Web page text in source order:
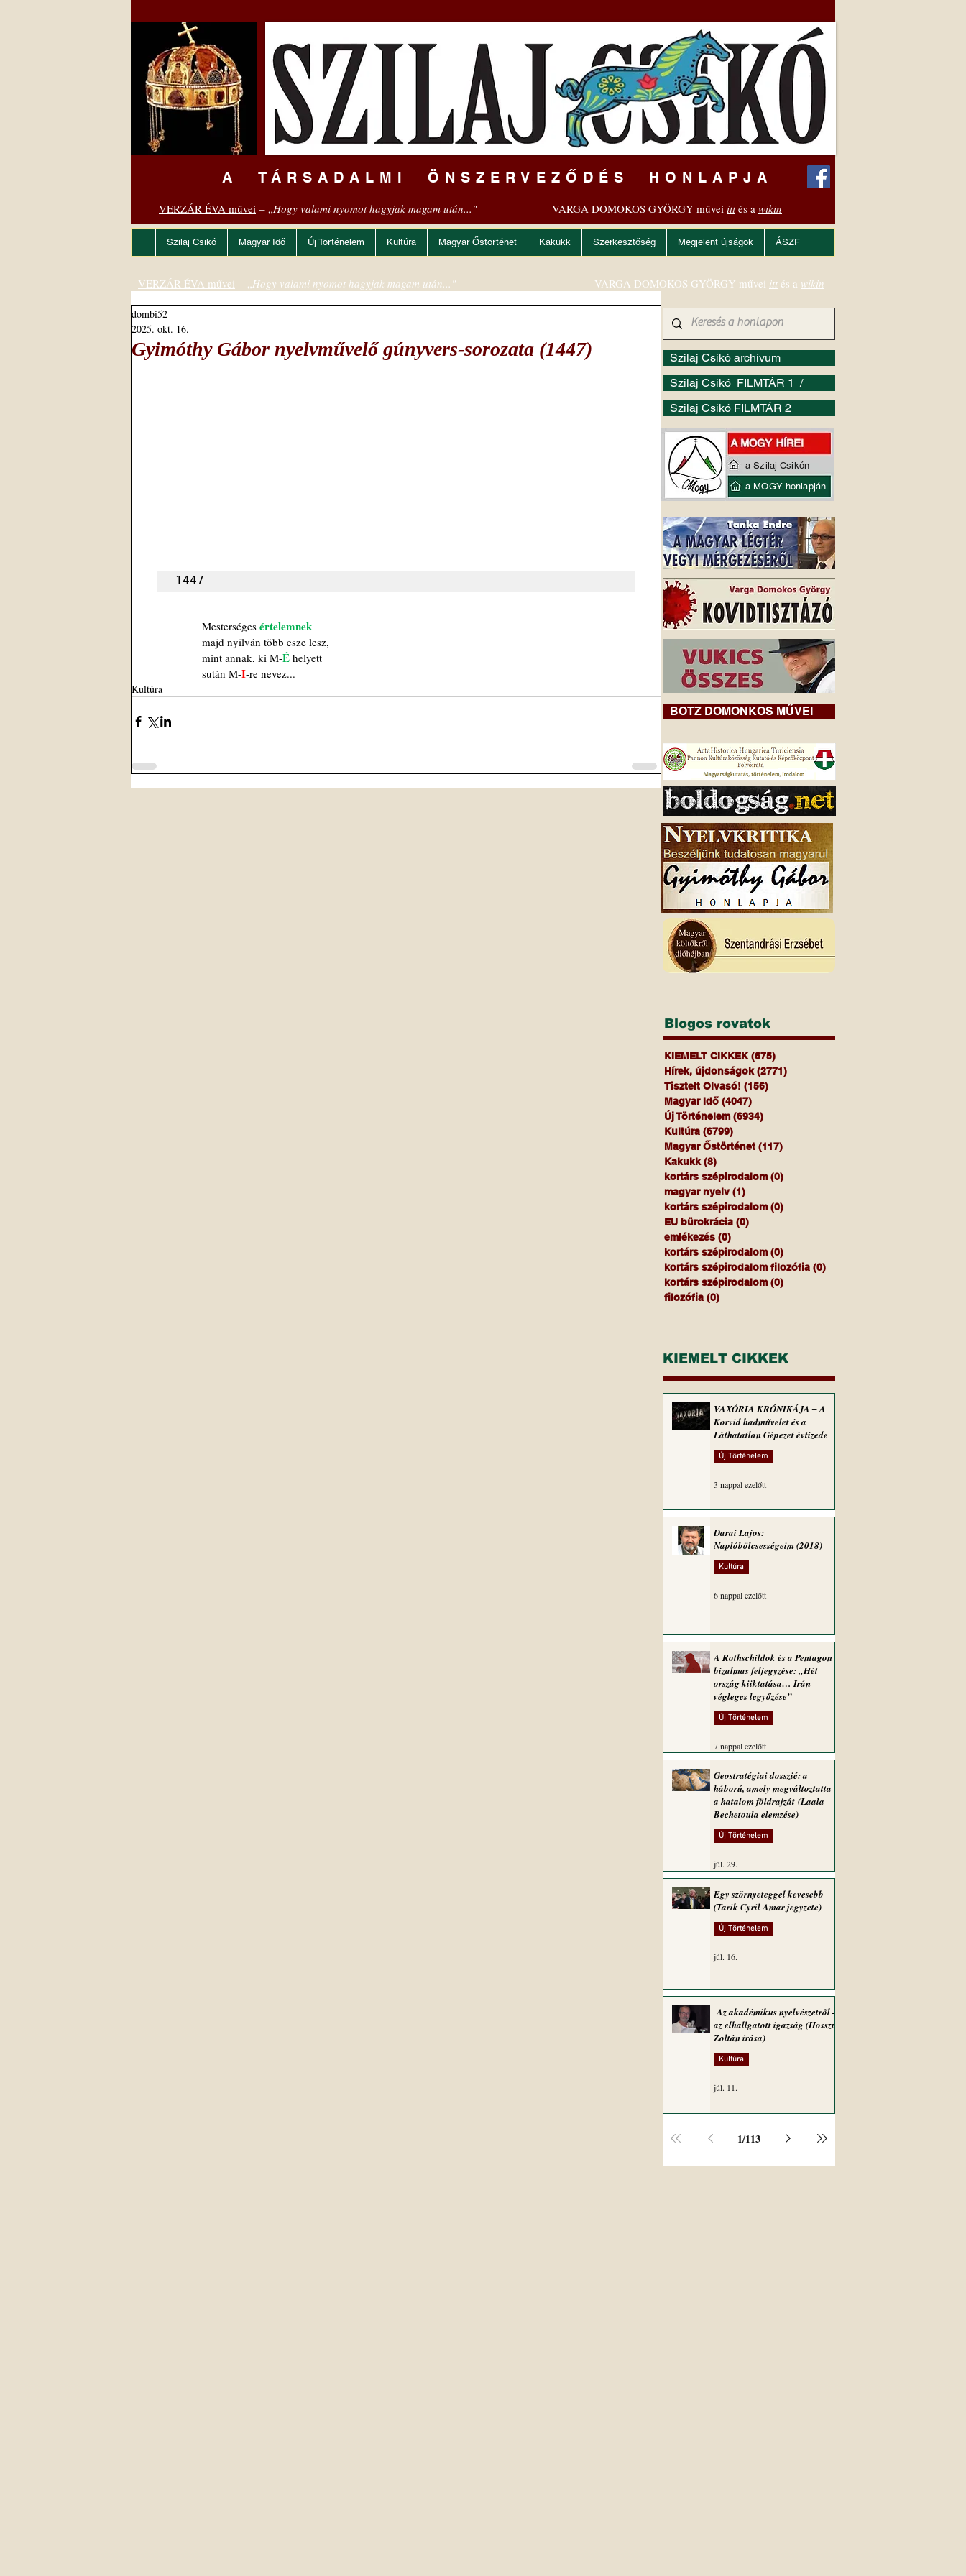
A TÁRSADALMI ÖNSZERVEZŐDÉS HONLAPJA
VERZÁR ÉVA művei – „Hogy valami nyomot hagyjak magam után..." VARGA DOMOKOS GYÖRGY művei ittés a wikin
Szilaj Csikó Magyar Idő Új Történelem Kultúra Magyar Őstörténet Kakukk Szerkesztőség Megjelent újságok ÁSZF
Gyimóthy Gábor nyelvművelő gúnyvers-sorozata (1447)
dombi52
2025. okt. 16.
1447
Mesterséges értelemnek
majd nyilván több esze lesz,
mint annak, ki M-É helyett
sután M-I-re nevez...
Kultúra
Szilaj Csikó archívum
Szilaj Csikó FILMTÁR 1 /
Szilaj Csikó FILMTÁR 2
VERZÁR ÉVA művei – „Hogy valami nyomot hagyjak magam után..." VARGA DOMOKOS GYÖRGY művei itt és a wikin
BOTZ DOMONKOS MŰVEI
Blogos rovatok
KIEMELT CIKKEK (675)
Hírek, újdonságok (2771)
Tisztelt Olvasó! (156)
Magyar Idő (4047)
Új Történelem (6934)
Kultúra (6799)
Magyar Őstörténet (117)
Kakukk (8)
kortárs szépirodalom (0)
magyar nyelv (1)
kortárs szépirodalom (0)
EU bürokrácia (0)
emlékezés (0)
kortárs szépirodalom (0)
kortárs szépirodalom filozófia (0)
kortárs szépirodalom (0)
filozófia (0)
KIEMELT CIKKEK
VAXÓRIA KRÓNIKÁJA ‒ A
Korvid hadművelet és a
Láthatatlan Gépezet évtizede
Új Történelem
3 nappal ezelőtt
Darai Lajos:
Naplóbölcsességeim (2018)
Kultúra
6 nappal ezelőtt
A Rothschildok és a Pentagon
bizalmas feljegyzése: „Hét
ország kiiktatása… Irán
végleges legyőzése”
Új Történelem
7 nappal ezelőtt
Geostratégiai dosszié: a
háború, amely megváltoztatta
a hatalom földrajzát (Laala
Bechetoula elemzése)
Új Történelem
júl. 29.
Egy szörnyeteggel kevesebb
(Tarik Cyril Amar jegyzete)
Új Történelem
júl. 16.
Az akadémikus nyelvészetről –
az elhallgatott igazság (Hosszú
Zoltán írása)
Kultúra
júl. 11.
1/113
a Szilaj Csikón
a MOGY honlapján